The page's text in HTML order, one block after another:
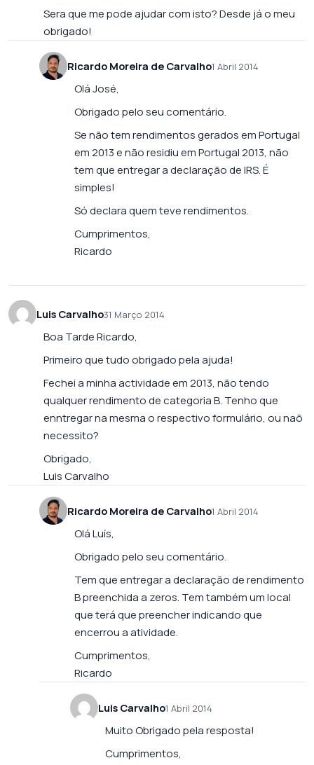
Sera que me pode ajudar com isto? Desde já o meu
obrigado!
Ricardo Moreira de Carvalho1 Abril 2014
Olá José,
Obrigado pelo seu comentário.
Se não tem rendimentos gerados em Portugal
em 2013 e não residiu em Portugal 2013, não
tem que entregar a declaração de IRS. É
simples!
Só declara quem teve rendimentos.
Cumprimentos,
Ricardo
Luis Carvalho31 Março 2014
Boa Tarde Ricardo,
Primeiro que tudo obrigado pela ajuda!
Fechei a minha actividade em 2013, não tendo
qualquer rendimento de categoria B. Tenho que
enntregar na mesma o respectivo formulário, ou naõ
necessito?
Obrigado,
Luis Carvalho
Ricardo Moreira de Carvalho1 Abril 2014
Olá Luís,
Obrigado pelo seu comentário.
Tem que entregar a declaração de rendimento
B preenchida a zeros. Tem também um local
que terá que preencher indicando que
encerrou a atividade.
Cumprimentos,
Ricardo
Luis Carvalho1 Abril 2014
Muito Obrigado pela resposta!
Cumprimentos,